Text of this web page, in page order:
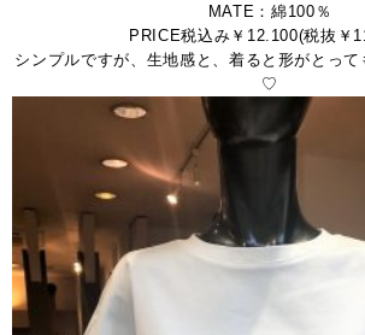
MATE：綿100％
PRICE税込み￥12.100(税抜￥
シンプルですが、生地感と、着ると形がとっ
♡